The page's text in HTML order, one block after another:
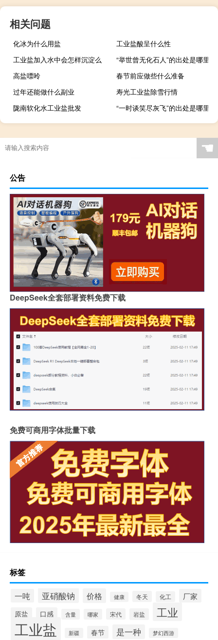
相关问题
化冰为什么用盐
工业盐酸呈什么性
工业盐加入水中会怎样沉淀么
“举世曾无化石人”的出处是哪里
高盐嘌呤
春节前应做些什么准备
过年还能做什么副业
寿光工业盐除雪行情
陇南软化水工业盐批发
“一时谈笑尽灰飞”的出处是哪里
☚
公告
DeepSeek全套部署资料免费下载
免费可商用字体批量下载
标签
一吨 亚硝酸钠 价格 健康 冬天 化工 厂家
原盐 口感 含量 哪家 宋代 岩盐 工业
工业盐 新疆 春节 是一种 梦幻西游